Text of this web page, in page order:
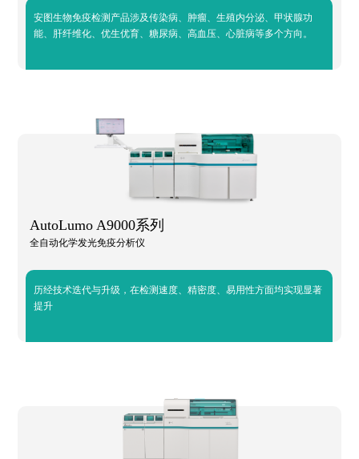
安图生物免疫检测产品涉及传染病、肿瘤、生殖内分泌、甲状腺功
能、肝纤维化、优生优育、糖尿病、高血压、心脏病等多个方向。
AutoLumo A9000系列
全自动化学发光免疫分析仪
历经技术迭代与升级，在检测速度、精密度、易用性方面均实现显著
提升